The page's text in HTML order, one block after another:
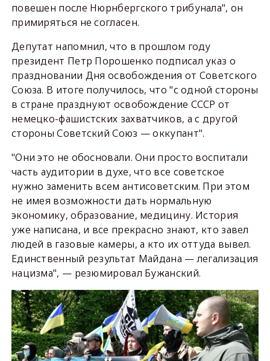
повешен после Нюрнбергского трибунала", он
примиряться не согласен.
Депутат напомнил, что в прошлом году
президент Петр Порошенко подписал указ о
праздновании Дня освобождения от Советского
Союза. В итоге получилось, что "с одной стороны
в стране празднуют освобождение СССР от
немецко-фашистских захватчиков, а с другой
стороны Советский Союз — оккупант".
"Они это не обосновали. Они просто воспитали
часть аудитории в духе, что все советское
нужно заменить всем антисоветским. При этом
не имея возможности дать нормальную
экономику, образование, медицину. История
уже написана, и все прекрасно знают, кто завел
людей в газовые камеры, а кто их оттуда вывел.
Единственный результат Майдана — легализация
нацизма", — резюмировал Бужанский.